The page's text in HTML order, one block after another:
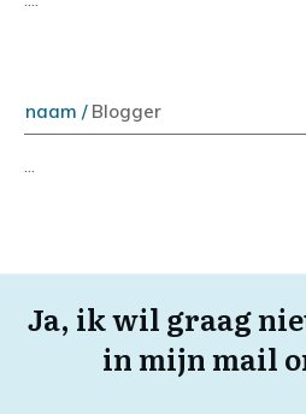
naam /Blogger
...
Ja, ik wil graag
in mijn mail